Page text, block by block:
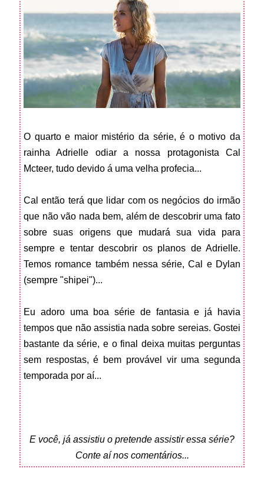
O quarto e maior mistério da série, é o motivo da
rainha Adrielle odiar a nossa protagonista Cal
Mcteer, tudo devido á uma velha profecia...
Cal então terá que lidar com os negócios do irmão
que não vão nada bem, além de descobrir uma fato
sobre suas origens que mudará sua vida para
sempre e tentar descobrir os planos de Adrielle.
Temos romance também nessa série, Cal e Dylan
(sempre "shipei")...
Eu adoro uma boa série de fantasia e já havia
tempos que não assistia nada sobre sereias. Gostei
bastante da série, e o final deixa muitas perguntas
sem respostas, é bem provável vir uma segunda
temporada por aí...
E você, já assistiu o pretende assistir essa série?
Conte aí nos comentários...